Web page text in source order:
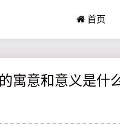
首页
寓意和意义是什么